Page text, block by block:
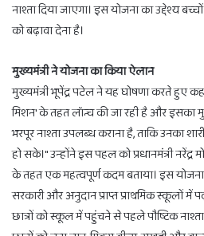
नाश्ता दिया जाएगा। इस योजना का उद्देश्य
को बढ़ावा देना है।
मुख्यमंत्री ने योजना का किया ऐलान
मुख्यमंत्री भूपेंद्र पटेल ने यह घोषणा करते हुए
मिशन' के तहत लॉन्च की जा रही है और इसका
भरपूर नाश्ता उपलब्ध कराना है, ताकि उनका
हो सके।" उन्होंने इस पहल को प्रधानमंत्री नरेंद्र
के तहत एक महत्वपूर्ण कदम बताया। इस
सरकारी और अनुदान प्राप्त प्राथमिक स्कूलों
छात्रों को स्कूल में पहुंचने से पहले पौष्टिक